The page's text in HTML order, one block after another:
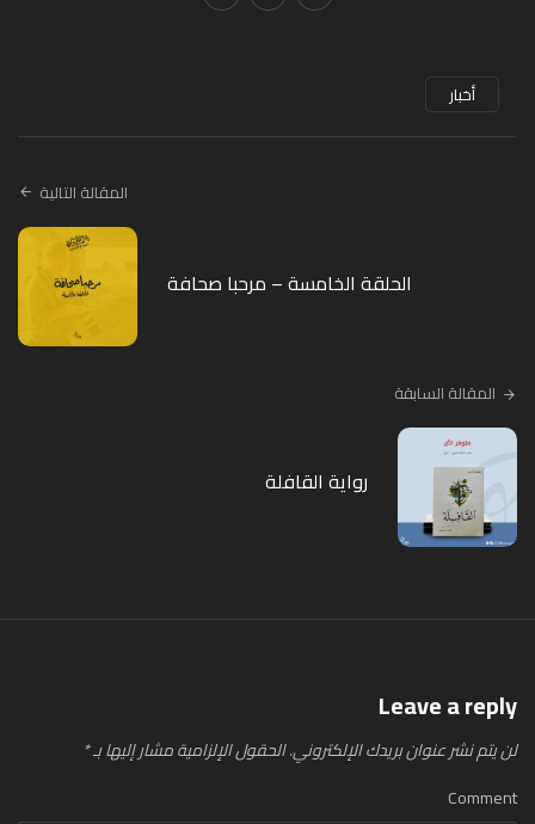
أخبار
المقالة التالية
الحلقة الخامسة – مرحبا صحافة
المقالة السابقة
رواية القافلة
Leave a reply
لن يتم نشر عنوان بريدك الإلكتروني.الحقول الإلزامية مشار إليها بـ*
Comment